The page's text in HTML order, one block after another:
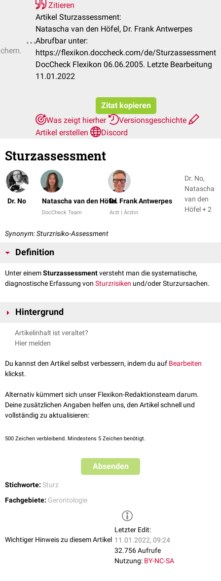
Zitieren
Artikel Sturzassessment:
Natascha van den Höfel, Dr. Frank Antwerpes
Abrufbar unter:
https://flexikon.doccheck.com/de/Sturzassessment
DocCheck Flexikon 06.06.2005. Letzte Bearbeitung
11.01.2022
Zitat kopieren
Was zeigt hierher
Versionsgeschichte
Artikel erstellen
Discord
Sturzassessment
Dr. No Natascha van den Höfel
DocCheck Team
Dr. Frank Antwerpes
Arzt | Ärztin
Dr. No,
Natascha
van den
Höfel + 2
Synonym: Sturzrisiko-Assessment
Definition
Unter einemSturzassessmentversteht man die systematische,
diagnostische Erfassung von Sturzrisiken und/oder Sturzursachen.
Hintergrund
Das Sturzassessment ist eine Methode der
vorwiegend in der
prophylaktische
Maßnahmen zur Verhinderung eines Sturzes
ergreifen
zu können.
Artikelinhalt ist veraltet?
Hier melden
Du kannst den Artikel selbst verbessern, indem du auf Bearbeiten
klickst.
Alternativ kümmert sich unser Flexikon-Redaktionsteam darum.
Deine zusätzlichen Angaben helfen uns, den Artikel schnell und
vollständig zu aktualisieren:
500 Zeichen verbleibend. Mindestens 5 Zeichen benötigt.
Absenden
Stichworte: Sturz
Fachgebiete: Gerontologie
Wichtiger Hinweis zu diesem Artikel
Letzter Edit:
11.01.2022, 09:24
32.756 Aufrufe
Nutzung: BY-NC-SA